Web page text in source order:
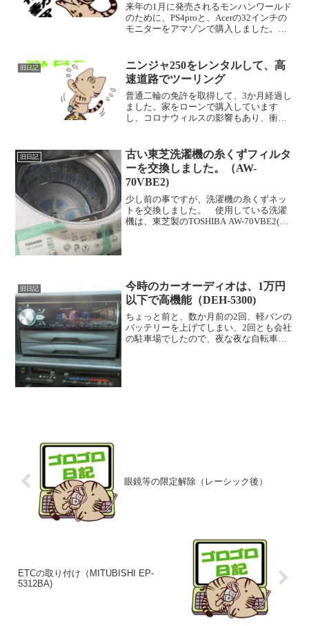
来年の1月に発売されるモンハンワールド
のために、PS4proと、Acerの32インチの
モニターをアマゾンで購入しました。
ステ3は、知り合いの部屋で何種類かゲー
ムを触...
旧日記
ニンジャ250をレンタルして、高
速道路でツーリング
普通二輪の免許を取得して、3か月経過し
ました。家をローンで購入しています
し、コロナウィルスの影響もあり、衝動
通り、今年はレンタルバイクで色んなバ
イクを乗って、今後の購入...
旧日記
古い東芝洗濯機の糸くずフィルタ
ーを交換しました。（AW-
70VBE2)
少し前の事ですが、洗濯機の糸くずネッ
トを交換しました。 使用している洗濯
機は、東芝製のTOSHIBA AW-70VBE2(W)
旧日記
今時のカーオーディオは、1万円
以下で高機能（DEH-5300)
ちょっと前と、数か月前の2回、軽バンの
バッテリーを上げてしまい、2回とも会社
の駐車場でしたので、夜な夜な自転車で
眼鏡等の限定解除（レーシック後）
ETCの取り付け（MITUBISHI EP-
5312BA)